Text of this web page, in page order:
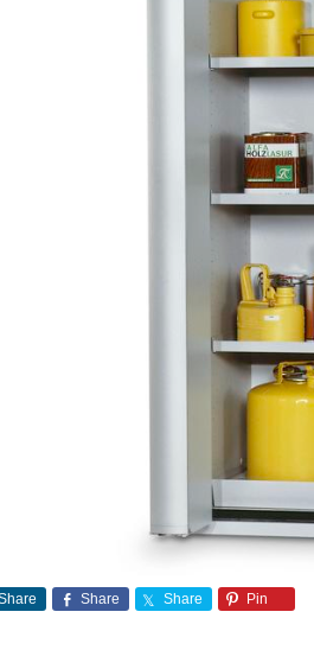
Share Share Pin